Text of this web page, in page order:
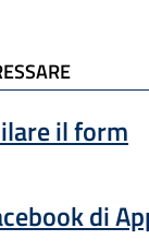
il form
una
di
una